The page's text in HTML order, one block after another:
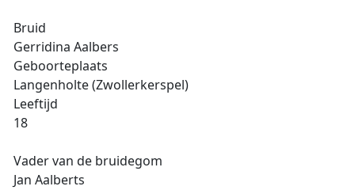
Bruid
Gerridina Aalbers
Geboorteplaats
Langenholte (Zwollerkerspel)
Leeftijd
18
Vader van de bruidegom
Jan Aalberts